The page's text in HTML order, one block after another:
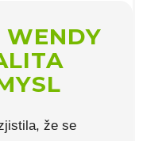
WENDY
že se